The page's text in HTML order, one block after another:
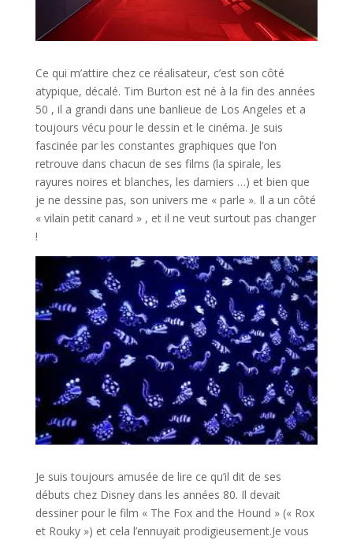
Ce qui m’attire chez ce réalisateur, c’est son côté
atypique, décalé. Tim Burton est né à la fin des années
50 , il a grandi dans une banlieue de Los Angeles et a
toujours vécu pour le dessin et le cinéma. Je suis
fascinée par les constantes graphiques que l’on
retrouve dans chacun de ses films (la spirale, les
rayures noires et blanches, les damiers …) et bien que
je ne dessine pas, son univers me « parle ». Il a un côté
« vilain petit canard » , et il ne veut surtout pas changer
!
Je suis toujours amusée de lire ce qu’il dit de ses
débuts chez Disney dans les années 80. Il devait
dessiner pour le film « The Fox and the Hound » (« Rox
et Rouky ») et cela l’ennuyait prodigieusement.Je vous